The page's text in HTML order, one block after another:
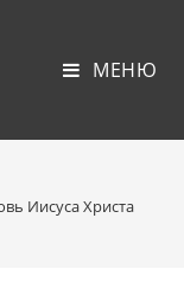
МЕНЮ
Иисуса Христа